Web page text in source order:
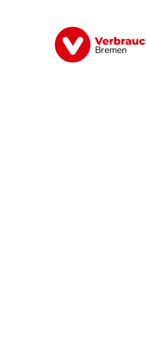
Bremen
Finanzen